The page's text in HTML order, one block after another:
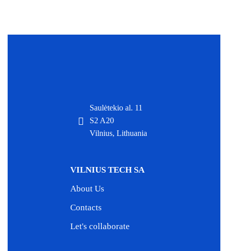
Saulėtekio al. 11
S2 A20
Vilnius, Lithuania
VILNIUS TECH SA
About Us
Contacts
Let's collaborate